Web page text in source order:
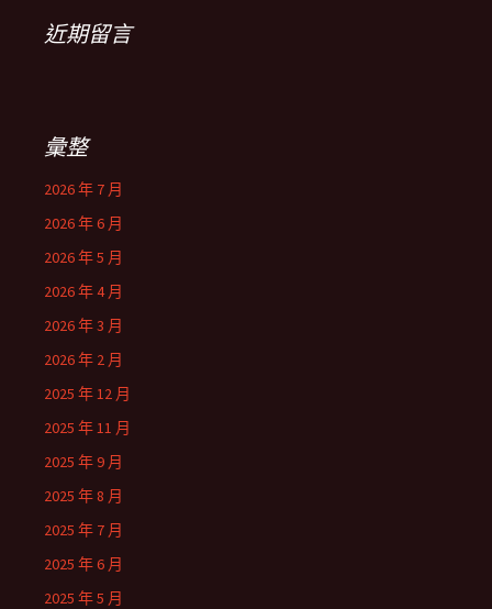
近期留言
彙整
2026 年 7 月
2026 年 6 月
2026 年 5 月
2026 年 4 月
2026 年 3 月
2026 年 2 月
2025 年 12 月
2025 年 11 月
2025 年 9 月
2025 年 8 月
2025 年 7 月
2025 年 6 月
2025 年 5 月